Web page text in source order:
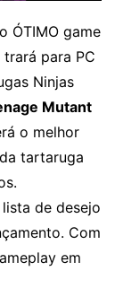
ÓTIMO game
para PC
Ninjas
Mutant
o melhor
tartaruga
de desejo
Com
em